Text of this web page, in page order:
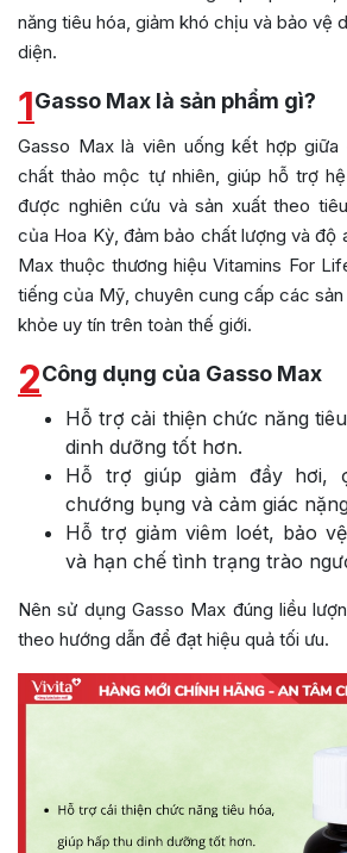
năng tiêu hóa, giảm khó chịu và bảo vệ
diện.
1Gasso Max là sản phẩm gì?
Gasso Max là viên uống kết hợp
chất thảo mộc tự nhiên, giúp hỗ trợ
được nghiên cứu và sản xuất theo
của Hoa Kỳ, đảm bảo chất lượng và độ
Max thuộc thương hiệu Vitamins For
tiếng của Mỹ, chuyên cung cấp các
khỏe uy tín trên toàn thế giới.
2Công dụng của Gasso Max
Hỗ trợ cải thiện chức năng
dinh dưỡng tốt hơn.
Hỗ trợ giúp giảm đầy hơi,
chướng bụng và cảm giác
Hỗ trợ giảm viêm loét, bảo
và hạn chế tình trạng trào
Nên sử dụng Gasso Max đúng liều
theo hướng dẫn để đạt hiệu quả tối ưu.